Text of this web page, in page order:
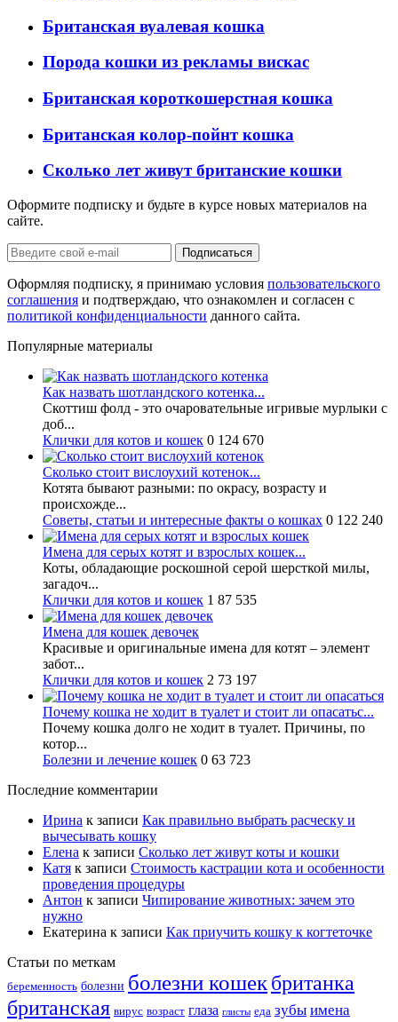
Британская вуалевая кошка
Порода кошки из рекламы вискас
Британская короткошерстная кошка
Британская колор-пойнт кошка
Сколько лет живут британские кошки
Оформите подписку и будьте в курсе новых материалов на
сайте.
Оформляя подписку, я принимаю условия пользовательского
соглашения и подтверждаю, что ознакомлен и согласен с
политикой конфиденциальности данного сайта.
Популярные материалы
Как назвать шотландского котенка...
Скоттиш фолд - это очаровательные игривые мурлыки с
доб...
Клички для котов и кошек 0 124 670
Сколько стоит вислоухий котенок...
Котята бывают разными: по окрасу, возрасту и
происхожде...
Советы, статьи и интересные факты о кошках 0 122 240
Имена для серых котят и взрослых кошек...
Коты, обладающие роскошной серой шерсткой милы,
загадоч...
Клички для котов и кошек 1 87 535
Имена для кошек девочек
Красивые и оригинальные имена для котят – элемент
забот...
Клички для котов и кошек 2 73 197
Почему кошка не ходит в туалет и стоит ли опасатьс...
Почему кошка долго не ходит в туалет. Причины, по
котор...
Болезни и лечение кошек 0 63 723
Последние комментарии
Ирина к записи Как правильно выбрать расческу и
вычесывать кошку
Елена к записи Сколько лет живут коты и кошки
Катя к записи Стоимость кастрации кота и особенности
проведения процедуры
Антон к записи Чипирование животных: зачем это
нужно
Екатерина к записи Как приучить кошку к когтеточке
Статьи по меткам
беременность болезни болезни кошекбританка
британская вирус возраст глаза глисты еда зубы имена